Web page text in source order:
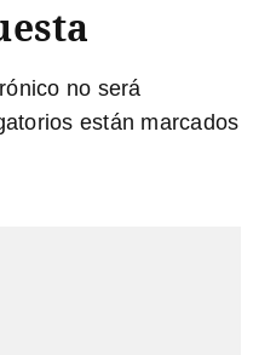
no será
están marcados